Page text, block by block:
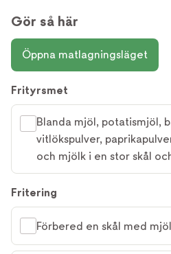
Gör så här
Öppna matlagningsläget
Frityrsmet
Blanda mjöl, potatismjöl,
vitlökspulver,
och mjölk i en stor skål
Fritering
Förbered en skål med